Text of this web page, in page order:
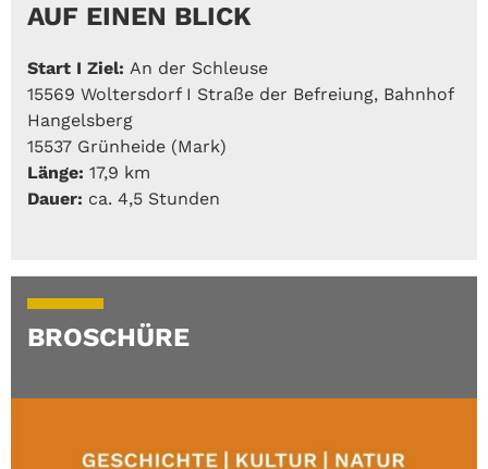
AUF EINEN BLICK
Start I Ziel: An der Schleuse
15569 Woltersdorf I Straße der Befreiung, Bahnhof
Hangelsberg
15537 Grünheide (Mark)
Länge: 17,9 km
Dauer: ca. 4,5 Stunden
BROSCHÜRE